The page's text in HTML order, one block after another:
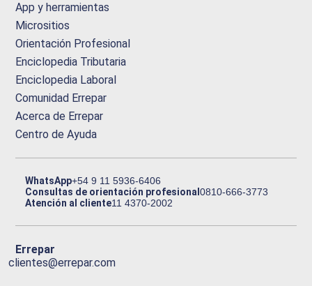
App y herramientas
Micrositios
Orientación Profesional
Enciclopedia Tributaria
Enciclopedia Laboral
Comunidad Errepar
Acerca de Errepar
Centro de Ayuda
WhatsApp+54 9 11 5936-6406
Consultas de orientación profesional0810-666-3773
Atención al cliente11 4370-2002
Errepar
clientes@errepar.com